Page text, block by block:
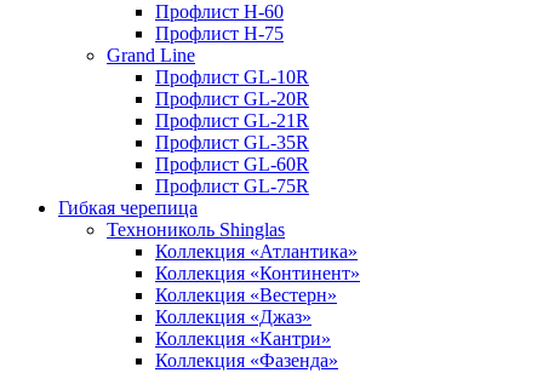
Профлист Н-60
Профлист Н-75
Grand Line
Профлист GL-10R
Профлист GL-20R
Профлист GL-21R
Профлист GL-35R
Профлист GL-60R
Профлист GL-75R
Гибкая черепица
Технониколь Shinglas
Коллекция «Атлантика»
Коллекция «Континент»
Коллекция «Вестерн»
Коллекция «Джаз»
Коллекция «Кантри»
Коллекция «Фазенда»